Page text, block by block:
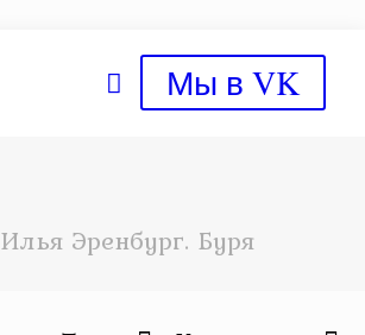
Мы в VK
Илья Эренбург. Буря